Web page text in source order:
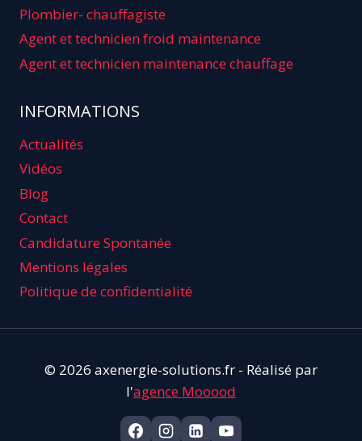
Plombier- chauffagiste
Agent et technicien froid maintenance
Agent et technicien maintenance chauffage
INFORMATIONS
Actualités
Vidéos
Blog
Contact
Candidature Spontanée
Mentions légales
Politique de confidentialité
© 2026 axenergie-solutions.fr - Réalisé par
l'agence Mooood